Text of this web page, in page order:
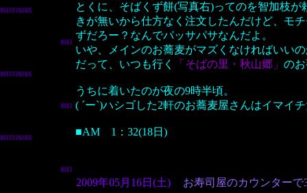
とくに、そばくず餅(写真右)ってのを智加枝
きが無いから仕方なく注文したんだけど、モ
ずだろー？なんでパッサパサなんだよ。
いや、メインのお蕎麦がマズくなければいい
だって、いつも行く
「そばの里・秋山郷」 の
うちに着いたのが夜の9時半頃。
( ´ー`)ハシゴした2軒のお蕎麦屋さんはイマイ
■AM 1：32(18日)
2009年05月16日(土) お寿司屋のカウンターで